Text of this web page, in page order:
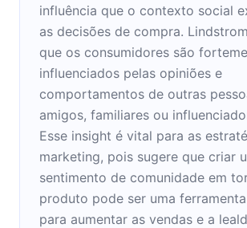
influência que o contexto social
as decisões de compra.
que os consumidores são
influenciados pelas opiniões e
comportamentos de outras
amigos, familiares ou
Esse insight é vital para as
marketing, pois sugere que criar
sentimento de comunidade em
produto pode ser uma
para aumentar as vendas e a